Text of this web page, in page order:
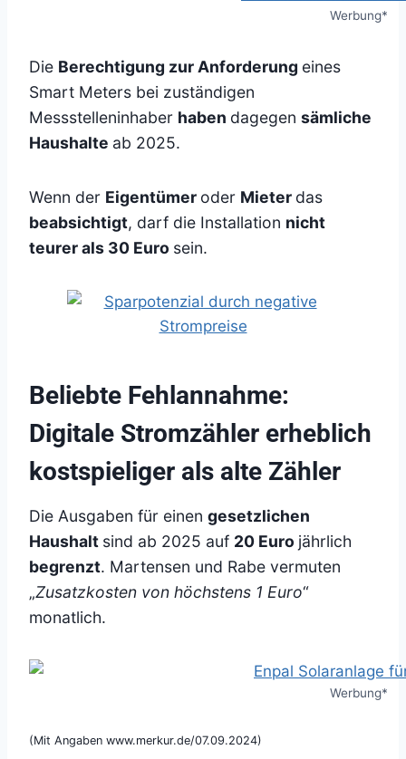
Werbung*
Die Berechtigung zur Anforderung eines
Smart Meters bei zuständigen
Messstelleninhaber haben dagegen sämliche
Haushalte ab 2025.
Wenn der Eigentümer oder Mieter das
beabsichtigt, darf die Installation nicht
teurer als 30 Euro sein.
Beliebte Fehlannahme:
Digitale Stromzähler erheblich
kostspieliger als alte Zähler
Die Ausgaben für einen gesetzlichen
Haushalt sind ab 2025 auf 20 Euro jährlich
begrenzt. Martensen und Rabe vermuten
„Zusatzkosten von höchstens 1 Euro“
monatlich.
Werbung*
(Mit Angaben www.merkur.de/07.09.2024)